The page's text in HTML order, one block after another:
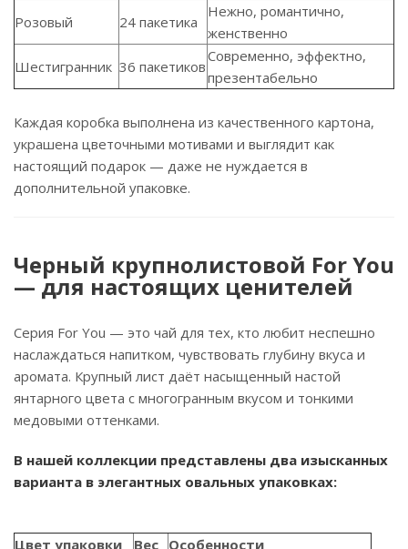
Розовый
24 пакетика
Нежно, романтично,
женственно
Шестигранник 36 пакетиков
Современно, эффектно,
презентабельно
Каждая коробка выполнена из качественного картона,
украшена цветочными мотивами и выглядит как
настоящий подарок — даже не нуждается в
дополнительной упаковке.
Черный крупнолистовой For You
— для настоящих ценителей
Серия For You — это чай для тех, кто любит неспешно
наслаждаться напитком, чувствовать глубину вкуса и
аромата. Крупный лист даёт насыщенный настой
янтарного цвета с многогранным вкусом и тонкими
медовыми оттенками.
В нашей коллекции представлены два изысканных
варианта в элегантных овальных упаковках:
Цвет упаковки Вес Особенности